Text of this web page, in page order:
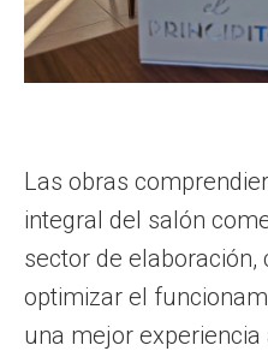
Las obras
integral del salón
sector de elaboración,
optimizar el
una mejor experiencia